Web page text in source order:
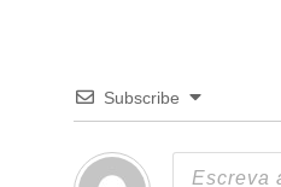
Subscribe